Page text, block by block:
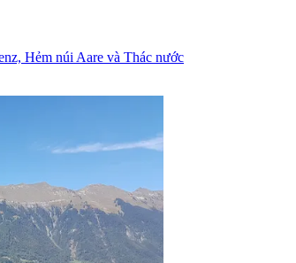
Hẻm núi Aare và Thác nước